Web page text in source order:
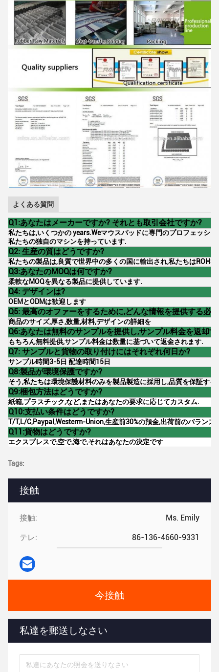
接触
接触: Ms. Emily
テレ: 86-136-4660-9331
今接触
私達を郵送しなさい
よくある質問
Q1:あなたはメーカーですか? それとも取引会社ですか?
私たちは,いくつかの years.Weマウスパッドに専門のプロフェッシ
私たちの独自のマシンを持っています.
Q2: 生産の質はどうですか?
私たちの製品は,良質で世界中の多くの国に輸出され,私たちは
Q3:あなたのMOQは何ですか?
柔軟なMOQを異なる製品に提供しています.
Q4: デザインは?
OEMとODMは歓迎します
Q5: 最高のオファーをするために,どんな情報を提供する必
商品のサイズ,厚さ,数量,材料,デザインの詳細を
Q6:あなたは無料のサンプルを提供し,サンプル料金を返却
もちろん無料提供,サンプル料金は数量に基づいて返金されます.
Q7: サンプルと貨物の取り付けにはそれぞれ何日か?
サンプル時間3-5日 配達時間15日
Q8:製品が環境保護ですか?
そう,私たちは環境保護材料のみを製品製造に採用し,品質を保証す
Q9:梱包方法はどうですか?
紙箱,プラスチック,など,またはあなたの要求に応じてカスタム.
Q10:支払い条件はどうですか?
T/T,L/C,Paypal,Westerm-Union,生産前30%の預金,出荷前のバランス
Q11:貨物はどうですか?
エクスプレスで,空で,海で,それはあなたの決定です
Tags: